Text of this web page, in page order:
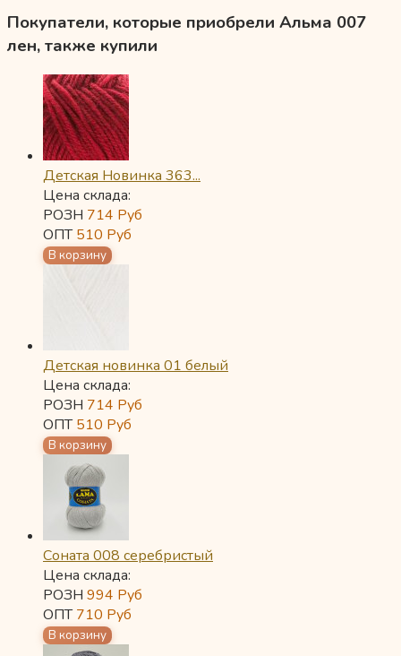
Покупатели, которые приобрели Альма 007
лен, также купили
Детская Новинка 363...
Цена склада:
РОЗН 714 Руб
ОПТ510 Руб
Детская новинка 01 белый
Цена склада:
РОЗН 714 Руб
ОПТ510 Руб
Соната 008 серебристый
Цена склада:
РОЗН 994 Руб
ОПТ710 Руб